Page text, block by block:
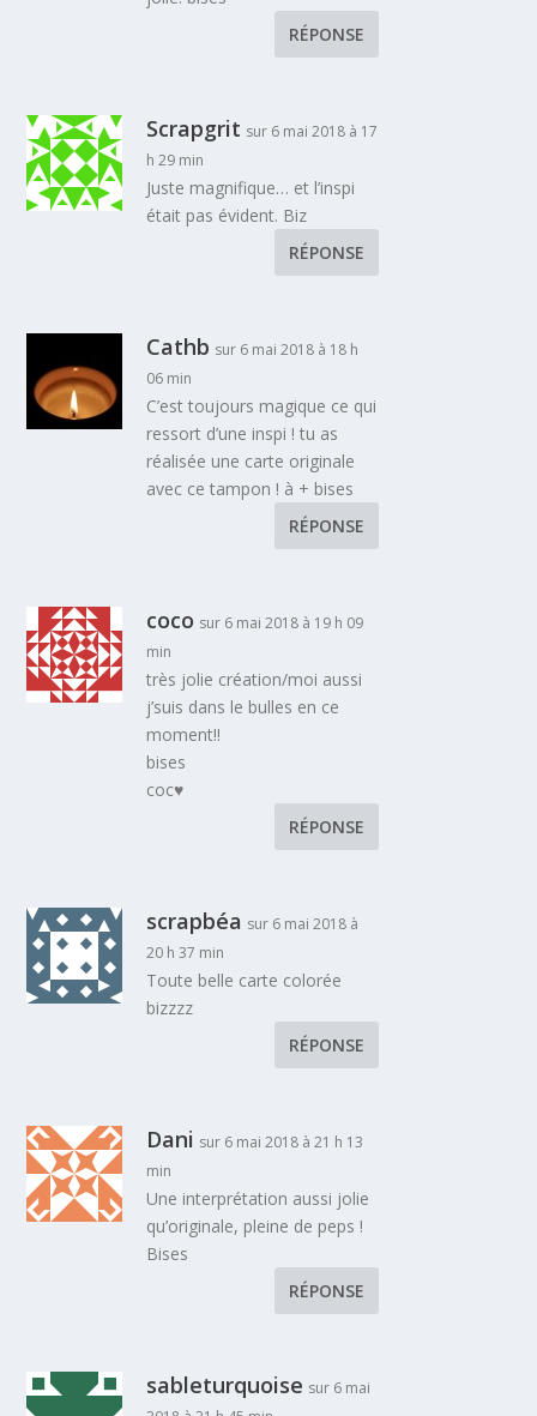
RÉPONSE
Scrapgrit sur 6 mai 2018 à 17
h 29 min
Juste magnifique… et l’inspi
était pas évident. Biz
RÉPONSE
Cathb sur 6 mai 2018 à 18 h
06 min
C’est toujours magique ce qui
ressort d’une inspi ! tu as
réalisée une carte originale
avec ce tampon ! à + bises
RÉPONSE
coco sur 6 mai 2018 à 19 h 09
min
très jolie création/moi aussi
j’suis dans le bulles en ce
moment!!
bises
coc♥
RÉPONSE
scrapbéa sur 6 mai 2018 à
20 h 37 min
Toute belle carte colorée
bizzzz
RÉPONSE
Dani sur 6 mai 2018 à 21 h 13
min
Une interprétation aussi jolie
qu’originale, pleine de peps !
Bises
RÉPONSE
sableturquoise sur 6 mai